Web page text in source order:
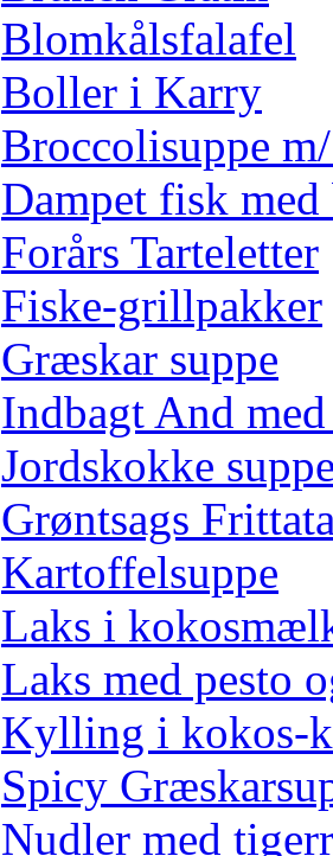
Blomkålsfalafel
Boller i Karry
Broccolisuppe
Dampet fisk
Forårs Tarteletter
Fiske-grillpakker
Græskar suppe
Indbagt And
Jordskokke
Grøntsags
Kartoffelsuppe
Laks i
Laks med pesto
Kylling i kokos-
Spicy
Nudler med